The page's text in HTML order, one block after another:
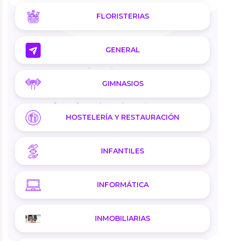
FLORISTERIAS
GENERAL
GIMNASIOS
HOSTELERÍA Y RESTAURACIÓN
INFANTILES
INFORMÁTICA
INMOBILIARIAS